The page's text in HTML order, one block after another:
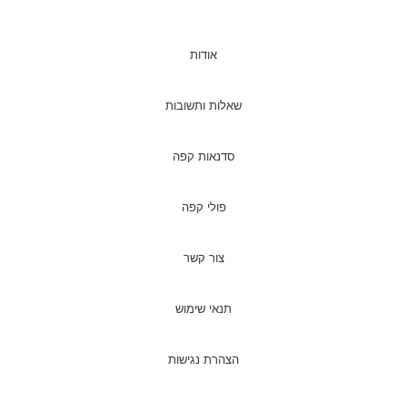
אודות
שאלות ותשובות
סדנאות קפה
פולי קפה
צור קשר
תנאי שימוש
הצהרת נגישות